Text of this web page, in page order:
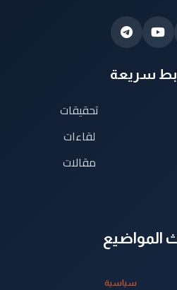
سريعة
تحقيقات
لقاءات
مقالات
المواضيع
سياسية